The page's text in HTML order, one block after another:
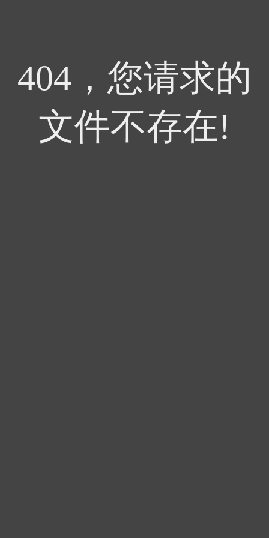
404，您请求的
文件不存在!